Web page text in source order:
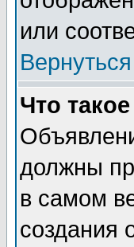
или
Что
должны
в самом
создания